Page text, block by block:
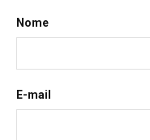
Nome
E-mail